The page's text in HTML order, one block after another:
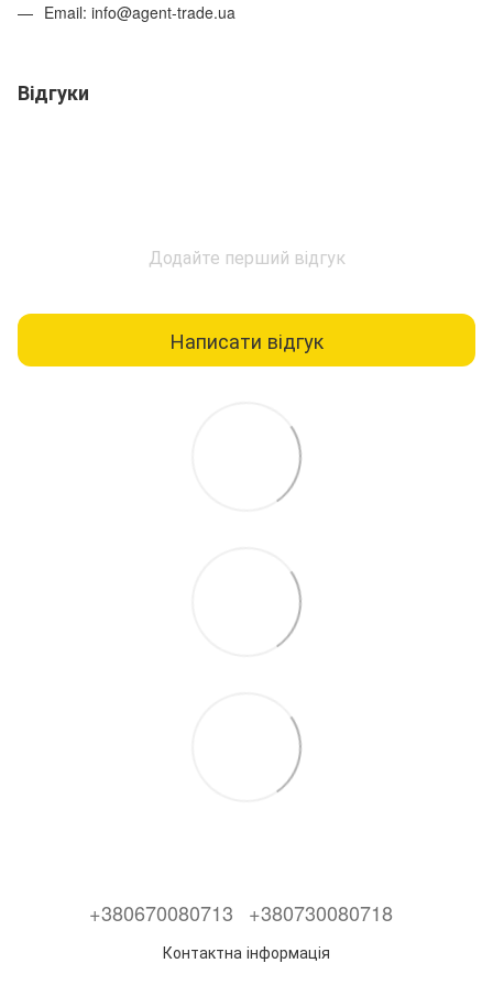
Email: info@agent-trade.ua
Відгуки
Додайте перший відгук
Написати відгук
+380670080713 +380730080718
Контактна інформація